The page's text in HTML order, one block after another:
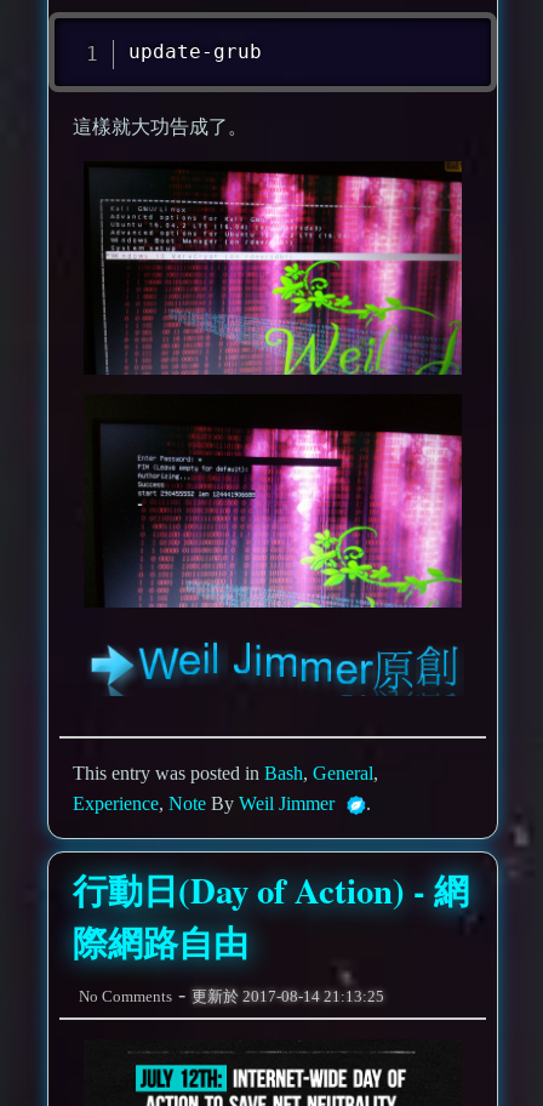
update-grub
這樣就大功告成了。
This entry was posted inBash,General,
Experience,Note ByWeil Jimmer .
行動日(Day of Action) - 網
際網路自由
No Comments -更新於2017-08-14 21:13:25